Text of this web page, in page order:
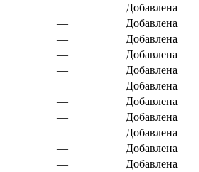
—
Добавлена
—
Добавлена
—
Добавлена
—
Добавлена
—
Добавлена
—
Добавлена
—
Добавлена
—
Добавлена
—
Добавлена
—
Добавлена
—
Добавлена